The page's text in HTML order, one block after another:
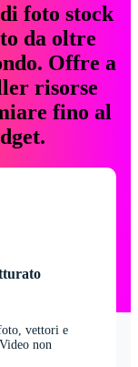
foto stock
da oltre
Offre a
risorse
fino al
vettori e
non